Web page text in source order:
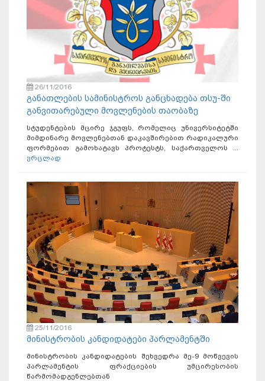
26/11/2016
განათლების სამინისტროს განცხადება თსუ-ში
განვითარებული მოვლენების თაობაზე
სტუდენტების მცირე ჯგუფს, რომელიც უნივერსიტეტში
მიმდინარე მოვლენებთან დაკავშირებით რადიკალური
ფორმებით გამოხატავს პროტესტს, საქართველოს ...
ვრცლად
25/11/2016
მინისტრობის კანდიდატები პარლამენტში
მინისტრობის კანდიდატების შეხვედრა მე-9 მოწვევის
პარლამენტის ფრაქციების უმცირესობის
წარმომადგენლებთან